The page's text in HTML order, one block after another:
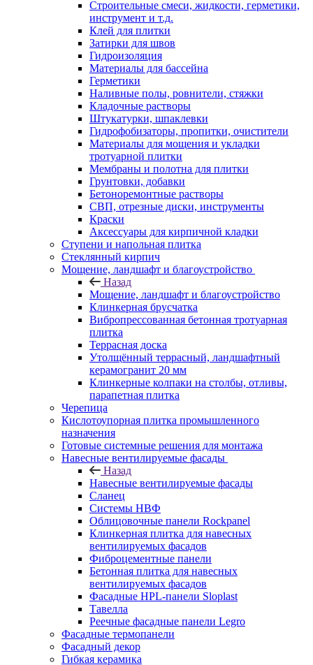
Строительные смеси, жидкости, герметики,
инструмент и т.д.
Клей для плитки
Затирки для швов
Гидроизоляция
Материалы для бассейна
Герметики
Наливные полы, ровнители, стяжки
Кладочные растворы
Штукатурки, шпаклевки
Гидрофобизаторы, пропитки, очистители
Материалы для мощения и укладки
тротуарной плитки
Мембраны и полотна для плитки
Грунтовки, добавки
Бетоноремонтные растворы
СВП, отрезные диски, инструменты
Краски
Аксессуары для кирпичной кладки
Ступени и напольная плитка
Cтеклянный кирпич
Мощение, ландшафт и благоустройство
Назад
Мощение, ландшафт и благоустройство
Клинкерная брусчатка
Вибропрессованная бетонная тротуарная
плитка
Террасная доска
Утолщённый террасный, ландшафтный
керамогранит 20 мм
Клинкерные колпаки на столбы, отливы,
парапетная плитка
Черепица
Кислотоупорная плитка промышленного
назначения
Готовые системные решения для монтажа
Навесные вентилируемые фасады
Назад
Навесные вентилируемые фасады
Сланец
Системы НВФ
Облицовочные панели Rockpanel
Клинкерная плитка для навесных
вентилируемых фасадов
Фиброцементные панели
Бетонная плитка для навесных
вентилируемых фасадов
Фасадные HPL-панели Sloplast
Тавелла
Реечные фасадные панели Legro
Фасадные термопанели
Фасадный декор
Гибкая керамика